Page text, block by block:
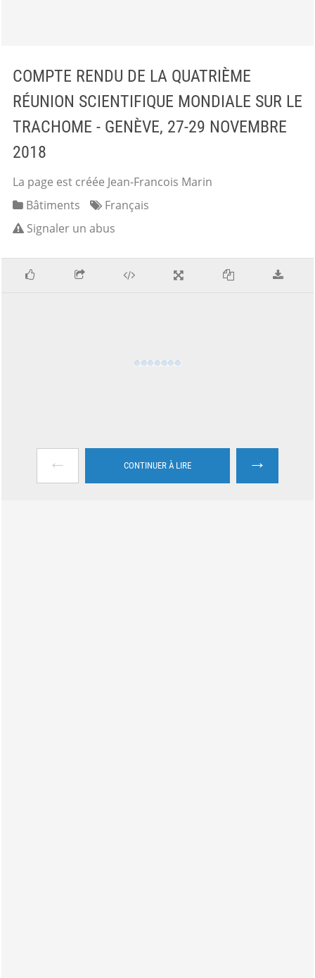
COMPTE RENDU DE LA QUATRIÈME
RÉUNION SCIENTIFIQUE MONDIALE SUR LE
TRACHOME - GENÈVE, 27-29 NOVEMBRE
2018
La page est créée Jean-Francois Marin
Bâtiments
Français
Signaler un abus
← CONTINUER À LIRE →